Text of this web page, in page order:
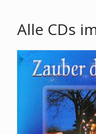
Alle CDs